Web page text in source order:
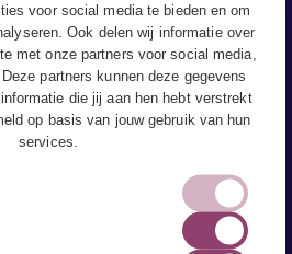
voor social media te bieden en om
Ook delen wij informatie over
met onze partners voor social media,
partners kunnen deze gegevens
die jij aan hen hebt verstrekt
op basis van jouw gebruik van hun
services.